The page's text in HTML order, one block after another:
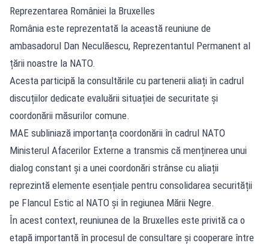
Reprezentarea României la Bruxelles
România este reprezentată la această reuniune de
ambasadorul Dan Neculăescu, Reprezentantul Permanent al
țării noastre la NATO.
Acesta participă la consultările cu partenerii aliați în cadrul
discuțiilor dedicate evaluării situației de securitate și
coordonării măsurilor comune.
MAE subliniază importanța coordonării în cadrul NATO
Ministerul Afacerilor Externe a transmis că menținerea unui
dialog constant și a unei coordonări strânse cu aliații
reprezintă elemente esențiale pentru consolidarea securității
pe Flancul Estic al NATO și în regiunea Mării Negre.
În acest context, reuniunea de la Bruxelles este privită ca o
etapă importantă în procesul de consultare și cooperare între